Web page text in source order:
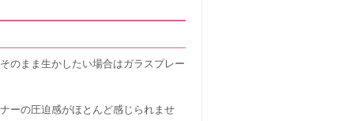
のまま生かしたい場合はガラスプレー
ーの圧迫感がほとんど感じられませ